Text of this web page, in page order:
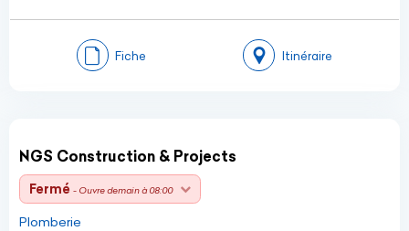
Fiche Itinéraire
NGS Construction & Projects
Fermé - Ouvre demain à 08:00
Plomberie